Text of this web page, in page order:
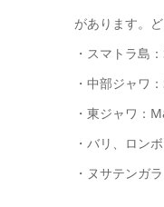
があります。
・スマトラ島
・中部ジャワ
・東ジャワ：
・バリ、ロン
・ヌサテンガ